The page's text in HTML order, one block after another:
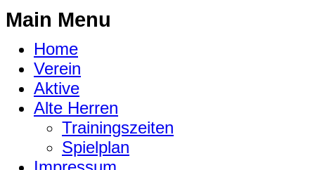
Main Menu
Home
Verein
Aktive
Alte Herren
Trainingszeiten
Spielplan